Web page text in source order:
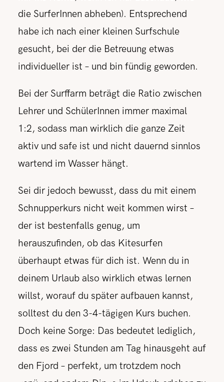
die SurferInnen abheben). Entsprechend
habe ich nach einer kleinen Surfschule
gesucht, bei der die Betreuung etwas
individueller ist – und bin fündig geworden.
Bei der Surffarm beträgt die Ratio zwischen
Lehrer und SchülerInnen immer maximal
1:2, sodass man wirklich die ganze Zeit
aktiv und safe ist und nicht dauernd sinnlos
wartend im Wasser hängt.
Sei dir jedoch bewusst, dass du mit einem
Schnupperkurs nicht weit kommen wirst –
der ist bestenfalls genug, um
herauszufinden, ob das Kitesurfen
überhaupt etwas für dich ist. Wenn du in
deinem Urlaub also wirklich etwas lernen
willst, worauf du später aufbauen kannst,
solltest du den 3-4-tägigen Kurs buchen.
Doch keine Sorge: Das bedeutet lediglich,
dass es zwei Stunden am Tag hinausgeht auf
den Fjord – perfekt, um trotzdem noch